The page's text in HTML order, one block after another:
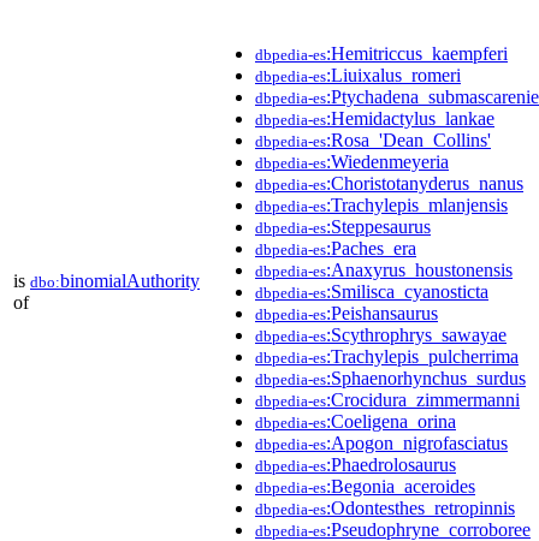
is dbo:binomialAuthority
of
dbpedia-es:Hemitriccus_kaempferi
dbpedia-es:Liuixalus_romeri
dbpedia-es
dbpedia-es:Hemidactylus_lankae
dbpedia-es:Rosa_'Dean_Collins'
dbpedia-es:Wiedenmeyeria
dbpedia-es:Choristotanyderus_nanus
dbpedia-es:Trachylepis_mlanjensis
dbpedia-es:Steppesaurus
dbpedia-es:Paches_era
dbpedia-es:Anaxyrus_houstonensis
dbpedia-es:Smilisca_cyanosticta
dbpedia-es:Peishansaurus
dbpedia-es:Scythrophrys_sawayae
dbpedia-es:Trachylepis_pulcherrima
dbpedia-es:Sphaenorhynchus_surdus
dbpedia-es:Crocidura_zimmermanni
dbpedia-es:Coeligena_orina
dbpedia-es:Apogon_nigrofasciatus
dbpedia-es:Phaedrolosaurus
dbpedia-es:Begonia_aceroides
dbpedia-es:Odontesthes_retropinnis
dbpedia-es:Pseudophryne_corroboree